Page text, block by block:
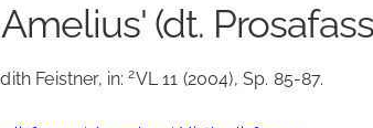
(dt.
Feistner, in:2VL 11 (2004), Sp. 85-87.